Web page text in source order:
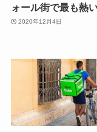
ォール街で最も熱
2020年12月4日